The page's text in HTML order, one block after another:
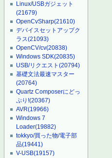
Linux/USBガジェット
(21679)
OpenCvSharp(21610)
デバイスセットアップク
ラス(21093)
OpenCV/cv(20838)
Windows SDK(20835)
USB/リクエスト(20794)
基礎文法最速マスター
(20764)
Quartz Composerにどっ
ぷり!(20367)
AVR(19966)
Windows 7
Loader(19882)
tokkyo/買った物/電子部
品(19441)
V-USB(19157)